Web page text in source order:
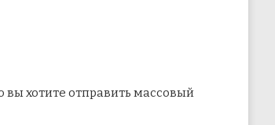
хотите отправить массовый